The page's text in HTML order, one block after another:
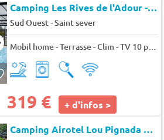
Camping Les Rives de l'Adour - Bel Air Village
Sud Ouest-Saint sever
Mobil home - Terrasse - Clim - TV 10 pers.
319 € + d'infos >
Camping Airotel Lou Pignada